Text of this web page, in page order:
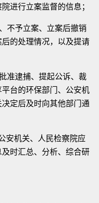
进行立案监督的信息；
予立案、立案后撤销
的处理情况，以及提请
逮捕、提起公诉、裁
台的环保部门、公安机
定后及时向其他部门通
机关、人民检察院应
时汇总、分析、综合研